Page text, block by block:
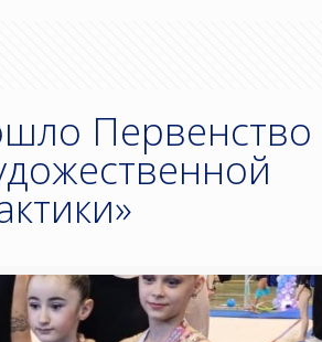
Первенство